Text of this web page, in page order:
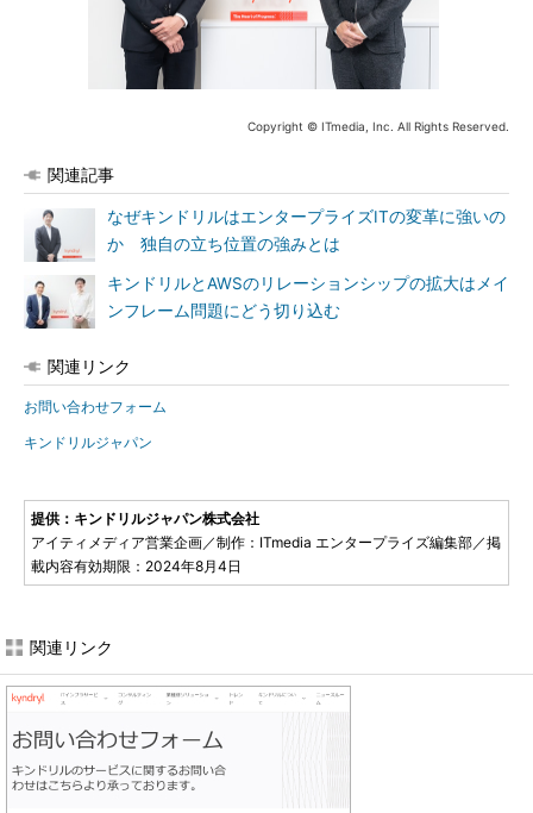
Copyright © ITmedia, Inc. All Rights Reserved.
関連記事
なぜキンドリルはエンタープライズITの変革に強いの
か 独自の立ち位置の強みとは
キンドリルとAWSのリレーションシップの拡大はメイ
ンフレーム問題にどう切り込む
関連リンク
お問い合わせフォーム
キンドリルジャパン
提供：キンドリルジャパン株式会社
アイティメディア営業企画／制作：ITmedia エンタープライズ編集部／掲
載内容有効期限：2024年8月4日
関連リンク